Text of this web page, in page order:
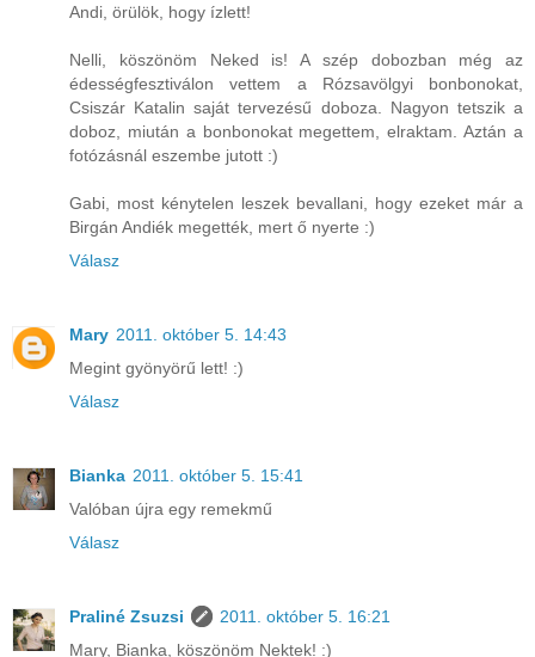
Andi, örülök, hogy ízlett!
Nelli, köszönöm Neked is! A szép dobozban még az
édességfesztiválon vettem a Rózsavölgyi bonbonokat,
Csiszár Katalin saját tervezésű doboza. Nagyon tetszik a
doboz, miután a bonbonokat megettem, elraktam. Aztán a
fotózásnál eszembe jutott :)
Gabi, most kénytelen leszek bevallani, hogy ezeket már a
Birgán Andiék megették, mert ő nyerte :)
Válasz
Mary 2011. október 5. 14:43
Megint gyönyörű lett! :)
Válasz
Bianka 2011. október 5. 15:41
Valóban újra egy remekmű
Válasz
Praliné Zsuzsi
2011. október 5. 16:21
Mary, Bianka, köszönöm Nektek! :)